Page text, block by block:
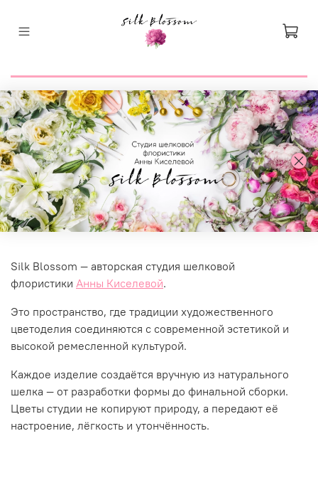
Silk Blossom — авторская студия шелковой
флористики Анны Киселевой.
Это пространство, где традиции художественного
цветоделия соединяются с современной эстетикой и
высокой ремесленной культурой.
Каждое изделие создаётся вручную из натурального
шелка — от разработки формы до финальной сборки.
Цветы студии не копируют природу, а передают её
настроение, лёгкость и утончённость.